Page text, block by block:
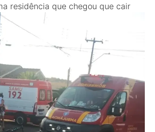
residência que chegou que cair